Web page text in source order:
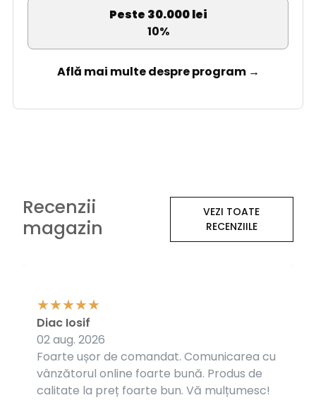
Peste 30.000 lei
10%
Află mai multe despre program →
Recenzii
magazin
VEZI TOATE
RECENZIILE
Foarte ușor de comandat. Comunicarea cu
vânzătorul online foarte bună. Produs de
calitate la preț foarte bun. Vă mulțumesc!
Diac Iosif
02 aug. 2026